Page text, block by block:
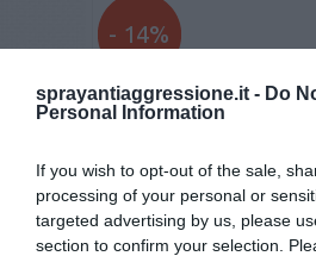
sprayantiaggressione.it - Do
Personal Information
If you wish to opt-out of the sale,
processing of your personal or
targeted advertising by us, please
section to confirm your selection.
- 14%